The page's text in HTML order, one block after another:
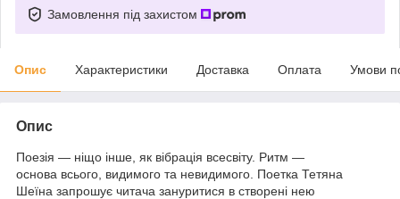
Замовлення під захистом
Опис Характеристики Доставка Оплата Умови
Опис
Поезія — ніщо інше, як вібрація всесвіту. Ритм —
основа всього, видимого та невидимого. Поетка Тетяна
Шеїна запрошує читача зануритися в створені нею